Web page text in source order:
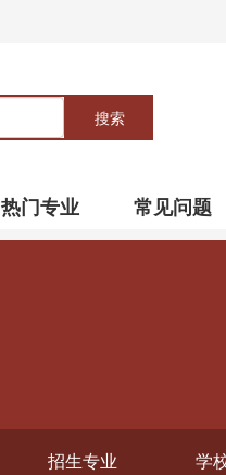
搜索
热门专业 常见问题
招生专业 学